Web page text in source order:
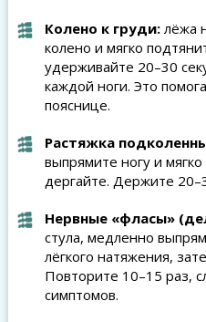
Колено к груди:лёжа
колено и мягко
удерживайте 20–30
каждой ноги. Это
пояснице.
Растяжка
выпрямите ногу и
дергайте. Держите
Нервные «фласы»
стула, медленно
лёгкого натяжения,
Повторите 10–15 раз,
симптомов.